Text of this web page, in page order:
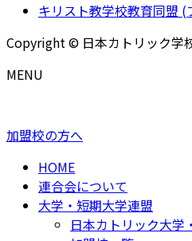
キリスト教学校教育同盟
Copyright © 日本カトリック学
MENU
加盟校の方へ
HOME
連合会について
大学・短期大学連盟
日本カトリック大学